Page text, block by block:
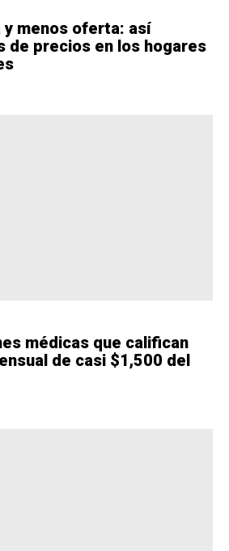
y menos oferta: así
de precios en los hogares
médicas que califican
de casi $1,500 del